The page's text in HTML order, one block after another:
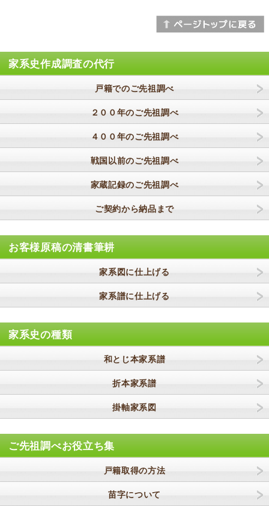
家系史作成調査の代行
戸籍でのご先祖調べ
２００年のご先祖調べ
４００年のご先祖調べ
戦国以前のご先祖調べ
家蔵記録のご先祖調べ
ご契約から納品まで
お客様原稿の清書筆耕
家系図に仕上げる
家系譜に仕上げる
家系史の種類
和とじ本家系譜
折本家系譜
掛軸家系図
ご先祖調べお役立ち集
戸籍取得の方法
苗字について